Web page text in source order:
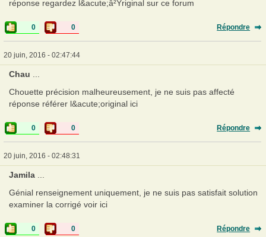
réponse regardez l&acute;â²Ÿriginal sur ce forum
0 0 Répondre
20 juin, 2016 - 02:47:44
Chau
Chouette précision malheureusement, je ne suis pas affecté
réponse référer l&acute;original ici
0 0 Répondre
20 juin, 2016 - 02:48:31
Jamila
Génial renseignement uniquement, je ne suis pas satisfait solution
examiner la corrigé voir ici
0 0 Répondre